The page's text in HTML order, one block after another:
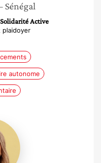
Sénégal
Active
plaidoyer
autonome